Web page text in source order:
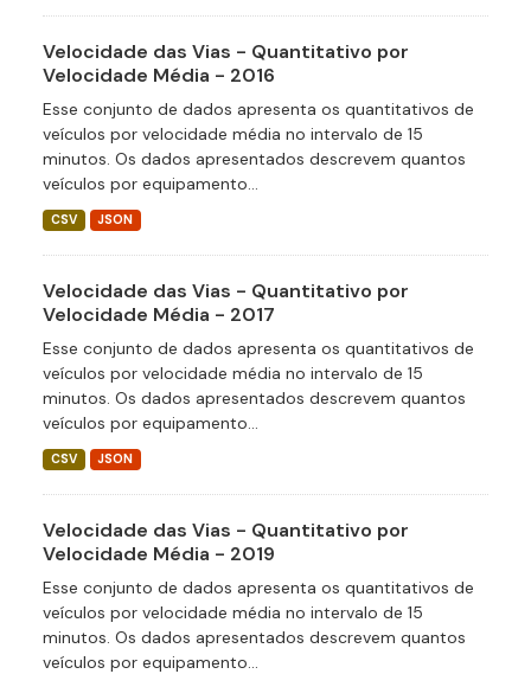
Velocidade das Vias - Quantitativo por
Velocidade Média - 2016
Esse conjunto de dados apresenta os quantitativos de
veículos por velocidade média no intervalo de 15
minutos. Os dados apresentados descrevem quantos
veículos por equipamento...
CSV JSON
Velocidade das Vias - Quantitativo por
Velocidade Média - 2017
Esse conjunto de dados apresenta os quantitativos de
veículos por velocidade média no intervalo de 15
minutos. Os dados apresentados descrevem quantos
veículos por equipamento...
CSV JSON
Velocidade das Vias - Quantitativo por
Velocidade Média - 2019
Esse conjunto de dados apresenta os quantitativos de
veículos por velocidade média no intervalo de 15
minutos. Os dados apresentados descrevem quantos
veículos por equipamento...